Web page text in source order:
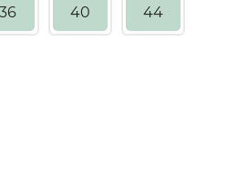
36 40 44